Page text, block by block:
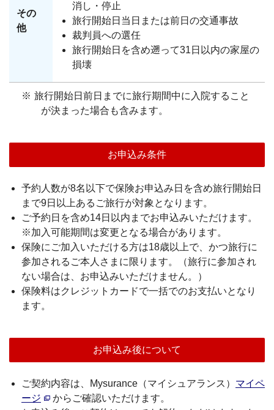
その
他
消し・停止
旅行開始日当日または前日の交通事故
裁判員への選任
旅行開始日を含め遡って31日以内の家屋の
損壊
※ 旅行開始日前日までに旅行期間中に入院すること
が決まった場合も含みます。
お申込み条件
予約人数が8名以下で保険お申込み日を含め旅行開始日
まで9日以上あるご旅行が対象となります。
ご予約日を含め14日以内までお申込みいただけます。
※加入可能期間は変更となる場合があります。
保険にご加入いただける方は18歳以上で、かつ旅行に
参加されるご本人さまに限ります。（旅行に参加され
ない場合は、お申込みいただけません。）
保険料はクレジットカードで一括でのお支払いとなり
ます。
お申込み後について
ご契約内容は、Mysurance（マイシュアランス） マイペ
ージ
からご確認いただけます。